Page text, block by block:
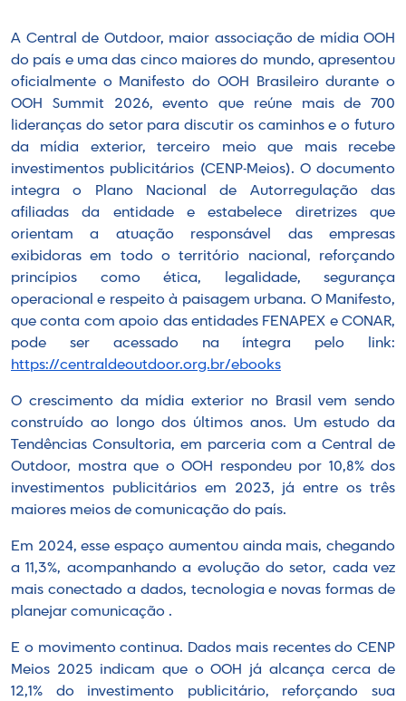
A Central de Outdoor, maior associação de mídia OOH
do país e uma das cinco maiores do mundo, apresentou
oficialmente o Manifesto do OOH Brasileiro durante o
OOH Summit 2026, evento que reúne mais de 700
lideranças do setor para discutir os caminhos e o futuro
da mídia exterior, terceiro meio que mais recebe
investimentos publicitários (CENP-Meios). O documento
integra o Plano Nacional de Autorregulação das
afiliadas da entidade e estabelece diretrizes que
orientam a atuação responsável das empresas
exibidoras em todo o território nacional, reforçando
princípios como ética, legalidade, segurança
operacional e respeito à paisagem urbana. O Manifesto,
que conta com apoio das entidades FENAPEX e CONAR,
pode ser acessado na íntegra pelo link:
https://centraldeoutdoor.org.br/ebooks
O crescimento da mídia exterior no Brasil vem sendo
construído ao longo dos últimos anos. Um estudo da
Tendências Consultoria, em parceria com a Central de
Outdoor, mostra que o OOH respondeu por 10,8% dos
investimentos publicitários em 2023, já entre os três
maiores meios de comunicação do país.
Em 2024, esse espaço aumentou ainda mais, chegando
a 11,3%, acompanhando a evolução do setor, cada vez
mais conectado a dados, tecnologia e novas formas de
planejar comunicação .
E o movimento continua. Dados mais recentes do CENP
Meios 2025 indicam que o OOH já alcança cerca de
12,1% do investimento publicitário, reforçando sua